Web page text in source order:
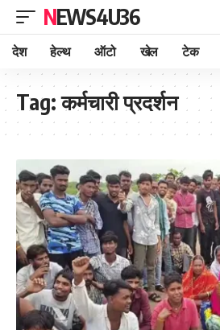
NEWS4U36
देश हेल्थ ऑटो खेल टेक
Tag:कर्मचारी प्रदर्शन